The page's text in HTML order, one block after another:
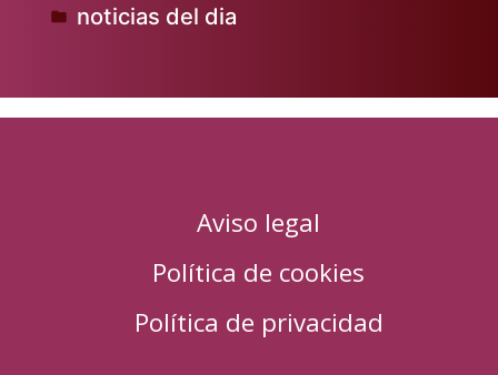
porPublicado
noticias del dia
Aviso legal
Política de cookies
Política de privacidad